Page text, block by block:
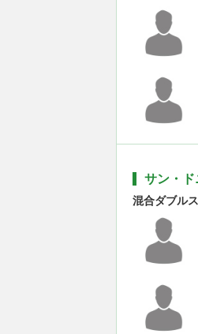
サン・ド
混合ダブル